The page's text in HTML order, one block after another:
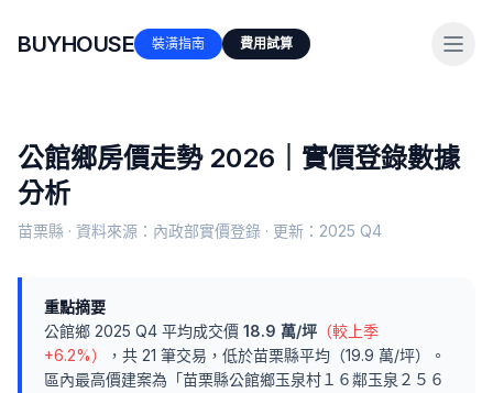
BUYHOUSE 裝潢指南 費用試算
公館鄉房價走勢 2026｜實價登錄數據
分析
苗栗縣 · 資料來源：內政部實價登錄 · 更新： 2025 Q4
重點摘要
公館鄉 2025 Q4 平均成交價 18.9 萬/坪 （較上季
+6.2%） ，共 21 筆交易 ， 低於苗栗縣平均（19.9 萬/坪）
。
區內最高價建案為「苗栗縣公館鄉玉泉村１６鄰玉泉２５６